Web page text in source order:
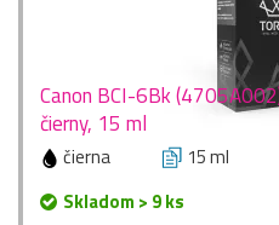
Canon BCI-6Bk
čierny, 15 ml
čierna 15 ml
Skladom > 9 ks